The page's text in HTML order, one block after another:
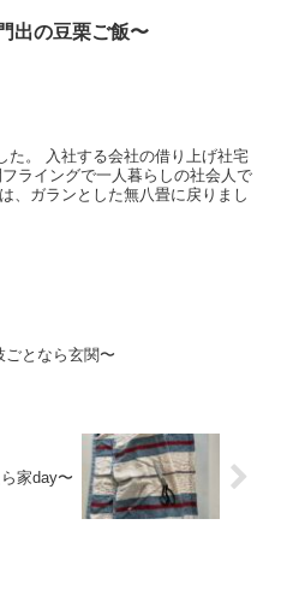
出の豆栗ご飯〜
た。 入社する会社の借り上げ社宅
ライングで一人暮らしの社会人で
、ガランとした無八畳に戻りまし
ごとなら玄関〜
家day〜